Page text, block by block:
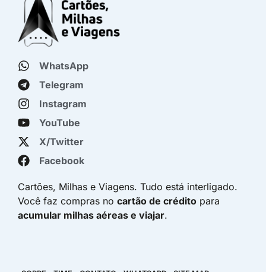
WhatsApp
Telegram
Instagram
YouTube
X/Twitter
Facebook
Cartões, Milhas e Viagens. Tudo está interligado.
Você faz compras no cartão de crédito para
acumular milhas aéreas e viajar.